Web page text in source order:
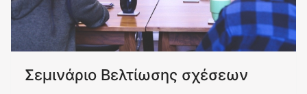
Σεμινάριο Βελτίωσης σχέσεων